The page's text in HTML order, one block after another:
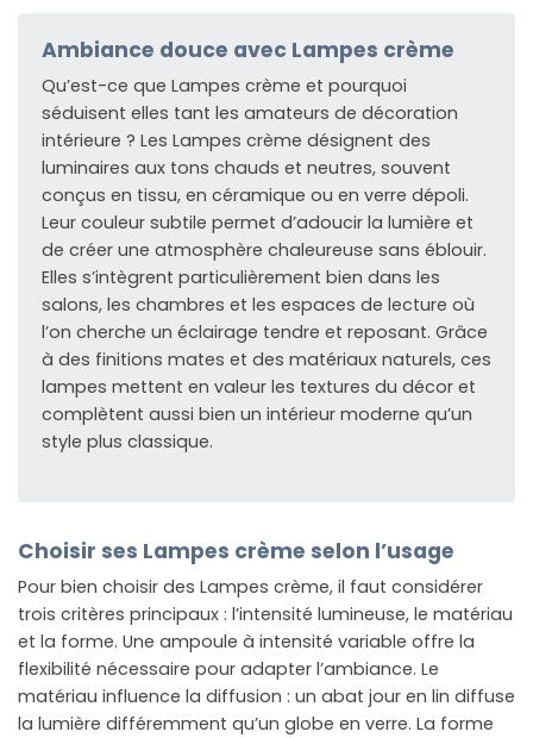
Ambiance douce avec Lampes crème
Qu’est-ce que Lampes crème et pourquoi
séduisent elles tant les amateurs de décoration
intérieure ? Les Lampes crème désignent des
luminaires aux tons chauds et neutres, souvent
conçus en tissu, en céramique ou en verre dépoli.
Leur couleur subtile permet d’adoucir la lumière et
de créer une atmosphère chaleureuse sans éblouir.
Elles s’intègrent particulièrement bien dans les
salons, les chambres et les espaces de lecture où
l’on cherche un éclairage tendre et reposant. Grâce
à des finitions mates et des matériaux naturels, ces
lampes mettent en valeur les textures du décor et
complètent aussi bien un intérieur moderne qu’un
style plus classique.
Choisir ses Lampes crème selon l’usage
Pour bien choisir des Lampes crème, il faut considérer
trois critères principaux : l’intensité lumineuse, le matériau
et la forme. Une ampoule à intensité variable offre la
flexibilité nécessaire pour adapter l’ambiance. Le
matériau influence la diffusion : un abat jour en lin diffuse
la lumière différemment qu’un globe en verre. La forme